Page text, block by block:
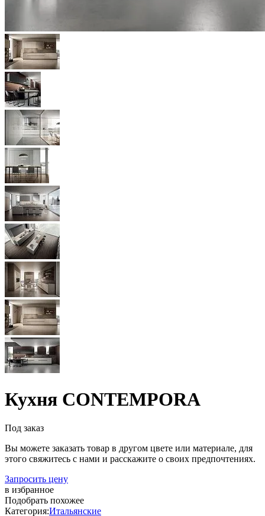
Кухня CONTEMPORA
Под заказ
Вы можете заказать товар в другом цвете или материале, для
этого свяжитесь с нами и расскажите о своих предпочтениях.
Запросить цену
в избранное
Подобрать похожее
Категория:Итальянские